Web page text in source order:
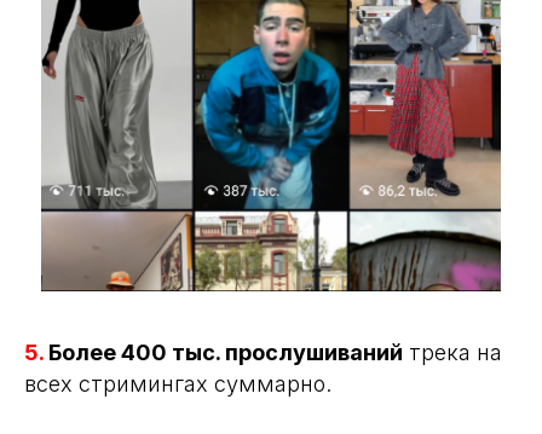
5. Более 400 тыс. прослушиваний трека на
всех стримингах суммарно.